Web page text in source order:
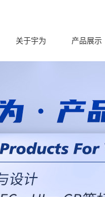
关于宇为 产品展示